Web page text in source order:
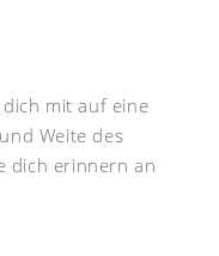
mit auf eine
Weite des
dich erinnern an